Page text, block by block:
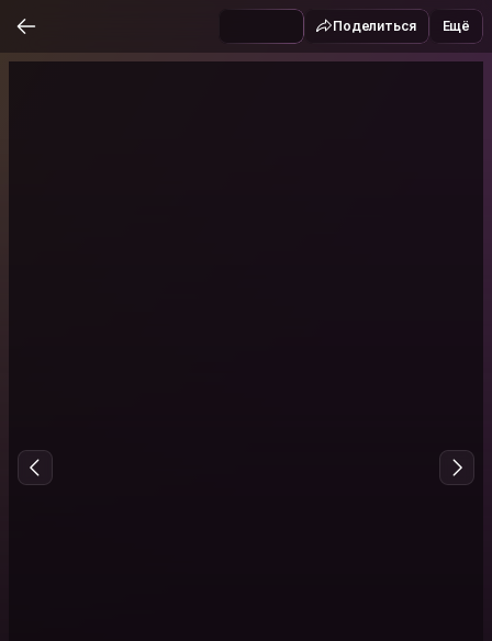
Поделиться Ещё